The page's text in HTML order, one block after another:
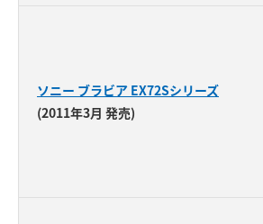
ソニー ブラビア EX72Sシリーズ
(2011年3月 発売)